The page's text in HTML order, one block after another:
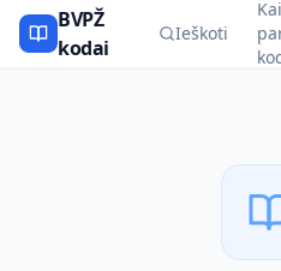
BVPŽ
kodai
Ieškoti